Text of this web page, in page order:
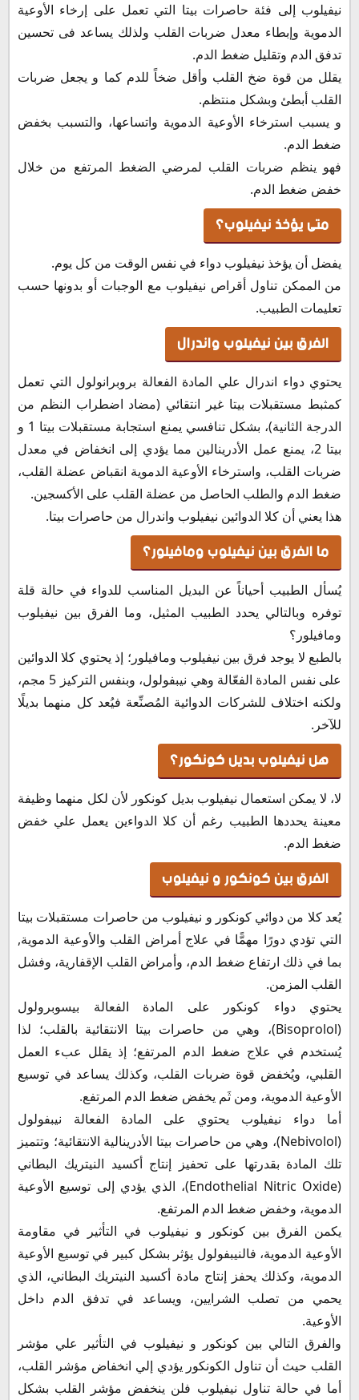
نيفيلوب إلى فئة حاصرات بيتا التي تعمل على إرخاء الأوعية
الدموية وإبطاء معدل ضربات القلب ولذلك يساعد فى تحسين
تدفق الدم وتقليل ضغط الدم.
يقلل من قوة ضخ القلب وأقل ضخاً للدم كما و يجعل ضربات
القلب أبطئ وبشكل منتظم.
و يسبب استرخاء الأوعية الدموية واتساعها، والتسبب بخفض
ضغط الدم.
فهو ينظم ضربات القلب لمرضي الضغط المرتفع من خلال
خفض ضغط الدم.
متى يؤخذ نيفيلوب؟
يفضل أن يؤخذ نيفيلوب دواء في نفس الوقت من كل يوم.
من الممكن تناول أقراص نيفيلوب مع الوجبات أو بدونها حسب
تعليمات الطبيب.
الفرق بين نيفيلوب واندرال
يحتوي دواء اندرال علي المادة الفعالة بروبرانولول التي تعمل
كمثبط مستقبلات بيتا غير انتقائي (مضاد اضطراب النظم من
الدرجة الثانية)، بشكل تنافسي يمنع استجابة مستقبلات بيتا 1 و
بيتا 2، يمنع عمل الأدرينالين مما يؤدي إلى انخفاض في معدل
ضربات القلب، واسترخاء الأوعية الدموية انقباض عضلة القلب،
ضغط الدم والطلب الحاصل من عضلة القلب على الأكسجين.
هذا يعني أن كلا الدوائين نيفيلوب واندرال من حاصرات بيتا.
ما الفرق بين نيفيلوب ومافيلور؟
يُسأل الطبيب أحياناً عن البديل المناسب للدواء في حالة قلة
توفره وبالتالي يحدد الطبيب المثيل، وما الفرق بين نيفيلوب
ومافيلور؟
بالطبع لا يوجد فرق بين نيفيلوب ومافيلور؛ إذ يحتوي كلا الدوائين
على نفس المادة الفعّالة وهي نيبفولول، وبنفس التركيز 5 مجم،
ولكنه اختلاف للشركات الدوائية المُصنِّعة فيُعد كل منهما بديلًا
للآخر.
هل نيفيلوب بديل كونكور؟
لا، لا يمكن استعمال نيفيلوب بديل كونكور لأن لكل منهما وظيفة
معينة يحددها الطبيب رغم أن كلا الدواءين يعمل علي خفض
ضغط الدم.
الفرق بين كونكور و نيفيلوب
يُعد كلا من دوائي كونكور و نيفيلوب من حاصرات مستقبلات بيتا
التي تؤدي دورًا مهمًّا في علاج أمراض القلب والأوعية الدموية,
بما في ذلك ارتفاع ضغط الدم، وأمراض القلب الإقفارية، وفشل
القلب المزمن.
يحتوي دواء كونكور على المادة الفعالة بيسوبرولول
(Bisoprolol)، وهي من حاصرات بيتا الانتقائية بالقلب؛ لذا
يُستخدم في علاج ضغط الدم المرتفع؛ إذ يقلل عبء العمل
القلبي، ويُخفض قوة ضربات القلب، وكذلك يساعد في توسيع
الأوعية الدموية، ومن ثَم يخفض ضغط الدم المرتفع.
أما دواء نيفيلوب يحتوي على المادة الفعالة نيبفولول
(Nebivolol)، وهي من حاصرات بيتا الأدرينالية الانتقائية؛ وتتميز
تلك المادة بقدرتها على تحفيز إنتاج أكسيد النيتريك البطاني
(Endothelial Nitric Oxide)، الذي يؤدي إلى توسيع الأوعية
الدموية، وخفض ضغط الدم المرتفع.
يكمن الفرق بين كونكور و نيفيلوب في التأثير في مقاومة
الأوعية الدموية، فالنيبفولول يؤثر بشكل كبير في توسيع الأوعية
الدموية، وكذلك يحفز إنتاج مادة أكسيد النيتريك البطاني، الذي
يحمي من تصلب الشرايين، ويساعد في تدفق الدم داخل
الأوعية.
والفرق التالي بين كونكور و نيفيلوب في التأثير علي مؤشر
القلب حيث أن تناول الكونكور يؤدي إلي انخفاض مؤشر القلب،
أما في حالة تناول نيفيلوب فلن ينخفض مؤشر القلب بشكل